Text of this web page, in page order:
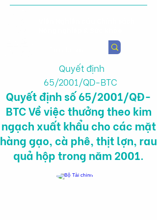
Quyết định
65/2001/QD-BTC
Quyết định số 65/2001/QĐ-
BTC Về việc thưởng theo kim
ngạch xuất khẩu cho các mặt
hàng gạo, cà phê, thịt lợn, rau
quả hộp trong năm 2001.